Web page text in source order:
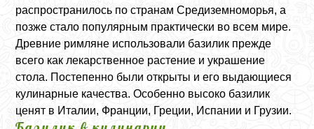
распространилось по странам Средиземноморья, а
позже стало популярным практически во всем мире.
Древние римляне использовали базилик прежде
всего как лекарственное растение и украшение
стола. Постепенно были открыты и его выдающиеся
кулинарные качества. Особенно высоко базилик
ценят в Италии, Франции, Греции, Испании и Грузии.